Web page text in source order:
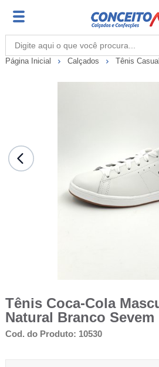
Página Inicial Calçados Tênis Casual
Tênis Coca-Cola
Natural Branco Sevem
Cod. do Produto: 10530